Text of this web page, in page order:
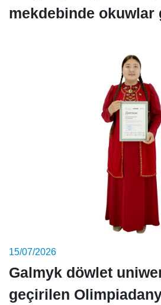
mekdebinde okuwlar
15/07/2026
Galmyk döwlet
geçirilen